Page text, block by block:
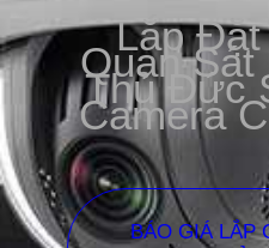
Lắp Đặt
Quan Sát
Thủ Đức
Camera
BÁO GIÁ LẮP